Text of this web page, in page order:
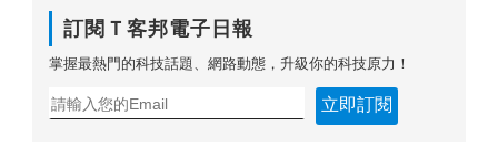
訂閱Ｔ客邦電子日報
掌握最熱門的科技話題、網路動態，升級你的科技原力！
立即訂閱